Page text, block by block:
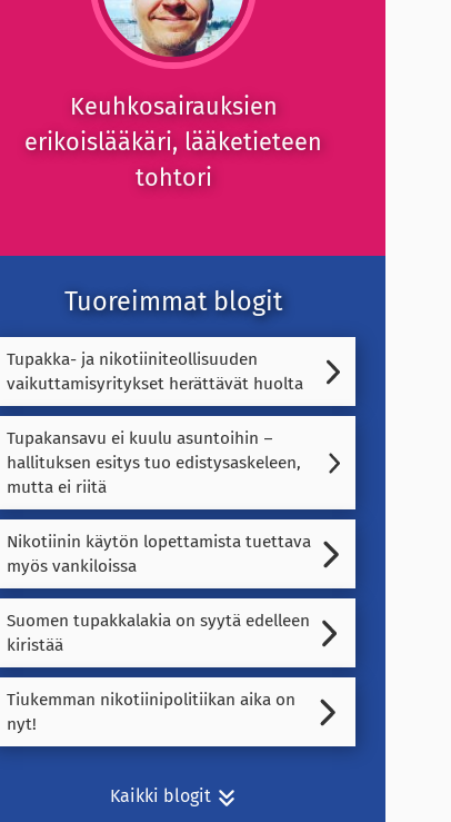
Keuhkosairauksien
erikoislääkäri, lääketieteen
tohtori
Tuoreimmat blogit
Tupakka- ja nikotiiniteollisuuden
vaikuttamisyritykset herättävät huolta
Tupakansavu ei kuulu asuntoihin –
hallituksen esitys tuo edistysaskeleen,
mutta ei riitä
Nikotiinin käytön lopettamista tuettava
myös vankiloissa
Suomen tupakkalakia on syytä edelleen
kiristää
Tiukemman nikotiinipolitiikan aika on
nyt!
Kaikki blogit